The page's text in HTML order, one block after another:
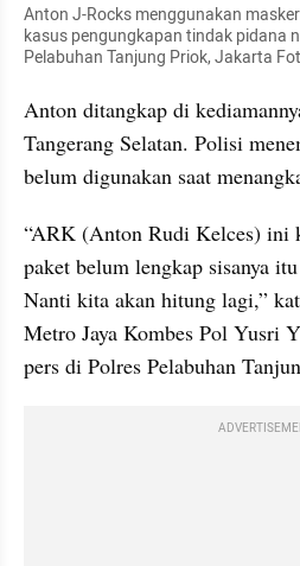
Anton J-Rocks menggunakan
kasus pengungkapan tindak pidana
Pelabuhan Tanjung Priok, Jakarta
Anton ditangkap di
Tangerang Selatan. Polisi
belum digunakan saat
“ARK (Anton Rudi Kelces) ini
paket belum lengkap sisanya
Nanti kita akan hitung lagi,”
Metro Jaya Kombes Pol Yusri
pers di Polres Pelabuhan